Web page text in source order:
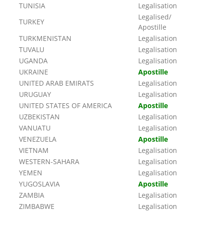
TUNISIA
Legalisation
TURKEY
Legalised/
Apostille
TURKMENISTAN
Legalisation
TUVALU
Legalisation
UGANDA
Legalisation
UKRAINE
Apostille
UNITED ARAB EMIRATS
Legalisation
URUGUAY
Legalisation
UNITED STATES OF AMERICA
Apostille
UZBEKISTAN
Legalisation
VANUATU
Legalisation
VENEZUELA
Apostille
VIETNAM
Legalisation
WESTERN-SAHARA
Legalisation
YEMEN
Legalisation
YUGOSLAVIA
Apostille
ZAMBIA
Legalisation
ZIMBABWE
Legalisation